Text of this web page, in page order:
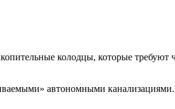
колодцы, которые требуют
автономными